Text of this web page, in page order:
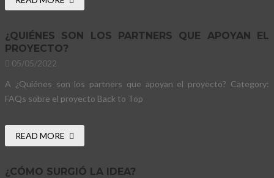
¿QUIÉNES SON LOS PARTNERS QUE APOYAN EL
PROYECTO?
05/05/2022
A ¿Quiénes son los partners que apoyan el proyecto? Category:
FAQs sobre el proyecto Back to Top
READ MORE
¿CÓMO SURGIÓ LA IDEA?